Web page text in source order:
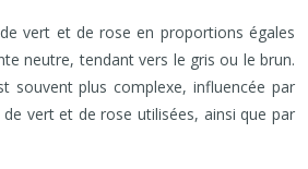
vert et de rose en proportions égales
neutre, tendant vers le gris ou le brun.
souvent plus complexe, influencée par
vert et de rose utilisées, ainsi que par